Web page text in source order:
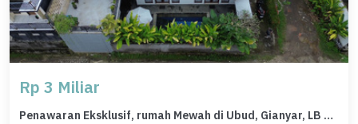
Rp 3 Miliar
Penawaran Eksklusif, rumah Mewah di Ubud, Gianyar, LB 165m²